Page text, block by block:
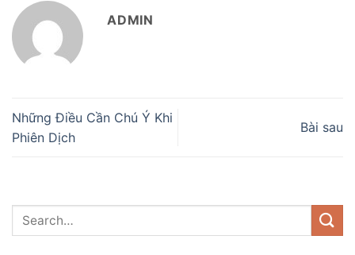
ADMIN
Những Điều Cần Chú Ý Khi
Phiên Dịch
Bài sau